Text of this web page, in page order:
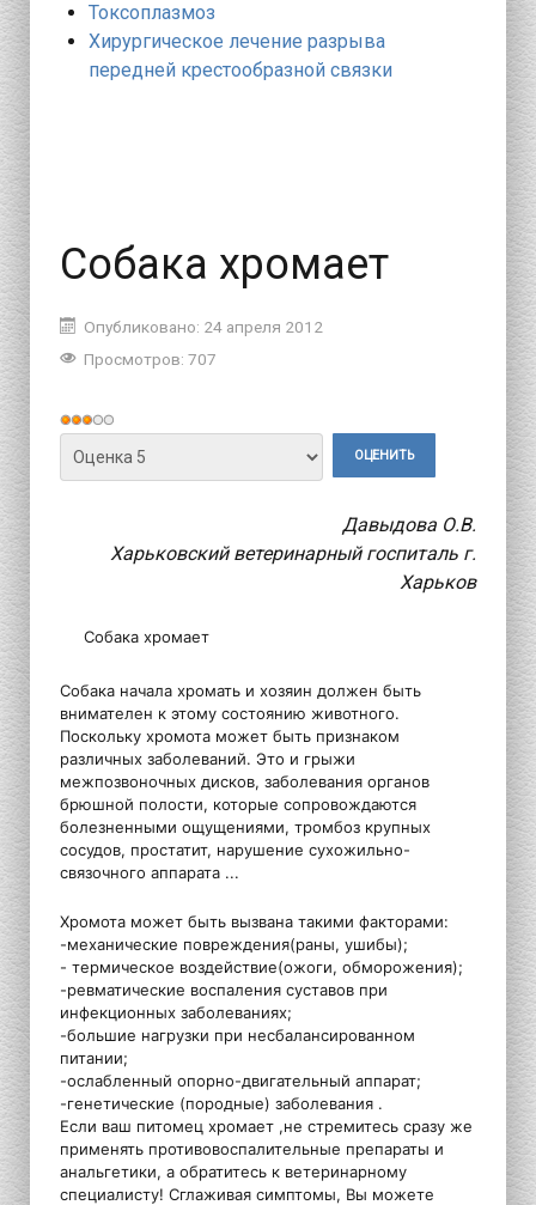
Токсоплазмоз
Хирургическое лечение разрыва
передней крестообразной связки
Собака хромает
Опубликовано: 24 апреля 2012
Просмотров: 707
Рейтинг:
Пожалуйста,
оцените
Давыдова О.В.
Харьковский ветеринарный госпиталь г.
Харьков
Собака хромает
Собака начала хромать и хозяин должен быть
внимателен к этому состоянию животного.
Поскольку хромота может быть признаком
различных заболеваний. Это и грыжи
межпозвоночных дисков, заболевания органов
брюшной полости, которые сопровождаются
болезненными ощущениями, тромбоз крупных
сосудов, простатит, нарушение сухожильно-
связочного аппарата ...
Хромота может быть вызвана такими факторами:
-механические повреждения(раны, ушибы);
- термическое воздействие(ожоги, обморожения);
-ревматические воспаления суставов при
инфекционных заболеваниях;
-большие нагрузки при несбалансированном
питании;
-ослабленный опорно-двигательный аппарат;
-генетические (породные) заболевания .
Если ваш питомец хромает ,не стремитесь сразу же
применять противовоспалительные препараты и
анальгетики, а обратитесь к ветеринарному
специалисту! Сглаживая симптомы, Вы можете